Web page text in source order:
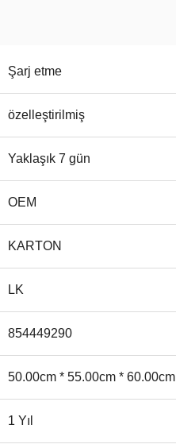
Şarj etme
özelleştirilmiş
Yaklaşık 7 gün
OEM
KARTON
LK
854449290
50.00cm * 55.00cm * 60.00cm
1 Yıl